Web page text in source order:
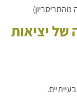
של יציאות